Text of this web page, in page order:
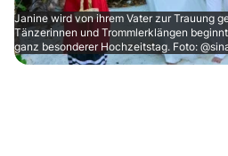
Janine wird von ihrem Vater zur Trauung
Tänzerinnen und Trommlerklängen
ganz besonderer Hochzeitstag. Foto: